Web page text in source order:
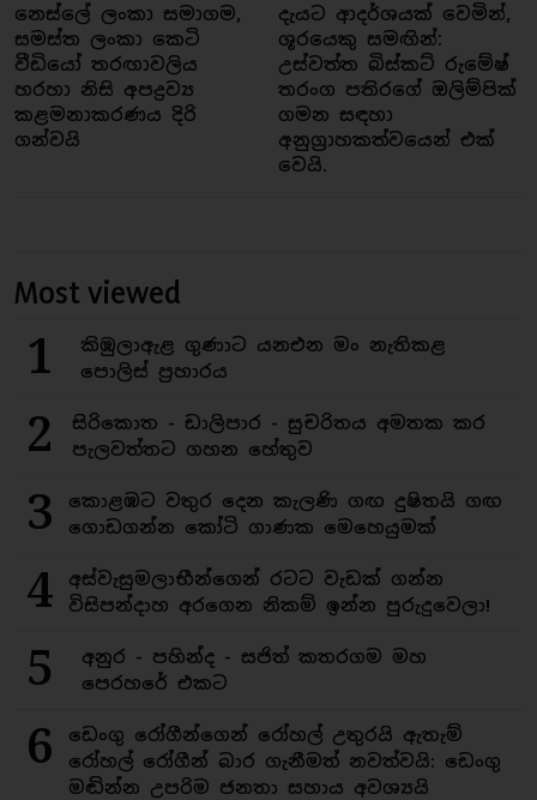
නෙස්ලේ ලංකා සමාගම,
සමස්ත ලංකා කෙටි
වීඩියෝ තරඟාවලිය
හරහා නිසි අපද්‍රව්‍ය
කළමනාකරණය දිරි
ගන්වයි
දැයට ආදර්ශයක් වෙමින්,
ශූරයෙකු සමඟින්:
උස්වත්ත බිස්කට් රුමේෂ්
තරංග පතිරගේ ඔලිම්පික්
ගමන සඳහා
අනුග්‍රාහකත්වයෙන් එක්
වෙයි.
Most viewed
1
කිඹුලාඇළ ගුණාට යනඑන මං නැතිකළ
පොලිස් ප්‍රහාරය
2
සිරිකොත - ඩාලිපාර - සුචරිතය අමතක කර
පැලවත්තට ගහන හේතුව
3
කොළඹට වතුර දෙන කැලණි ගඟ දුෂිතයි ගඟ
ගොඩගන්න කෝටි ගාණක මෙහෙයුමක්
4
අස්වැසුමලාභීන්ගෙන් රටට වැඩක් ගන්න
විසිපන්දාහ අරගෙන නිකම් ඉන්න පුරුදුවෙලා!
5
අනුර - පහින්ද - සජිත් කතරගම මහ
පෙරහරේ එකට
6
ඩෙංගු රෝගීන්ගෙන් රෝහල් උතුරයි ඇතැම්
රෝහල් රෝගීන් බාර ගැනීමත් නවත්වයි: ඩෙංගු
මඬින්න උපරිම ජනතා සහාය අවශ්‍යයි